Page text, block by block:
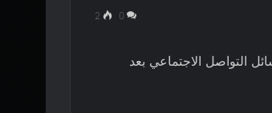
0
2
التواصل الاجتماعي بعد